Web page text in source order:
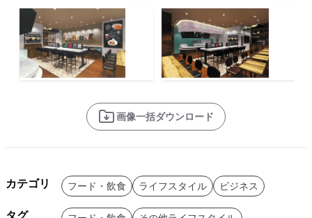
画像一括ダウンロード
カテゴリ フード・飲食 ライフスタイル ビジネス
タグ